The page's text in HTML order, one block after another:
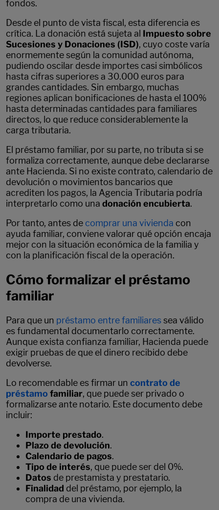
fondos.
Desde el punto de vista fiscal, esta diferencia es
crítica. La donación está sujeta al Impuesto sobre
Sucesiones y Donaciones (ISD), cuyo coste varía
enormemente según la comunidad autónoma,
pudiendo oscilar desde importes casi simbólicos
hasta cifras superiores a 30.000 euros para
grandes cantidades. Sin embargo, muchas
regiones aplican bonificaciones de hasta el 100%
hasta determinadas cantidades para familiares
directos, lo que reduce considerablemente la
carga tributaria.
El préstamo familiar, por su parte, no tributa si se
formaliza correctamente, aunque debe declararse
ante Hacienda. Si no existe contrato, calendario de
devolución o movimientos bancarios que
acrediten los pagos, la Agencia Tributaria podría
interpretarlo como una donación encubierta.
Por tanto, antes de comprar una vivienda con
ayuda familiar, conviene valorar qué opción encaja
mejor con la situación económica de la familia y
con la planificación fiscal de la operación.
Cómo formalizar el préstamo
familiar
Para que un préstamo entre familiaressea válido
es fundamental documentarlo correctamente.
Aunque exista confianza familiar, Hacienda puede
exigir pruebas de que el dinero recibido debe
devolverse.
Lo recomendable es firmar un contrato de
préstamo familiar, que puede ser privado o
formalizarse ante notario. Este documento debe
incluir:
Importe prestado.
Plazo de devolución.
Calendario de pagos.
Tipo de interés, que puede ser del 0%.
Datos de prestamista y prestatario.
Finalidad del préstamo, por ejemplo, la
compra de una vivienda.